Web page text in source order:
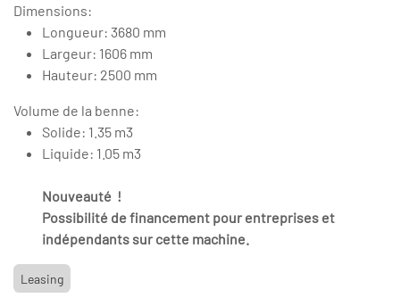
Dimensions:
Longueur: 3680 mm
Largeur: 1606 mm
Hauteur: 2500 mm
Volume de la benne:
Solide: 1.35 m3
Liquide: 1.05 m3
Nouveauté !
Possibilité de financement pour entreprises et
indépendants sur cette machine.
Leasing